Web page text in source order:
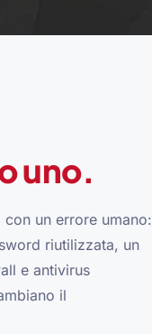
uno.
un errore umano:
riutilizzata, un
e antivirus
il